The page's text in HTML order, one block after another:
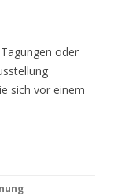
oder
sich vor einem